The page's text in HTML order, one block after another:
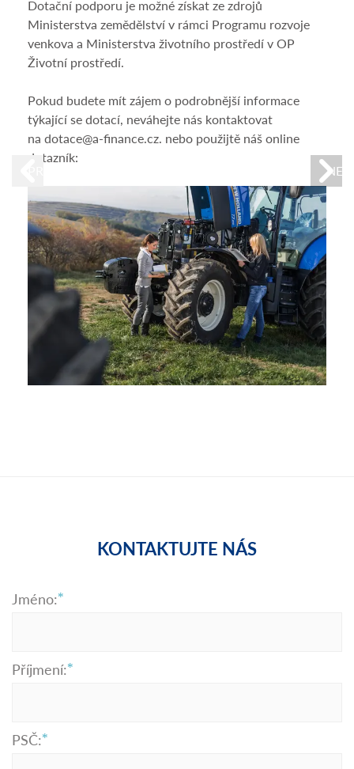
Dotační podporu je možné získat ze zdrojů
Ministerstva zemědělství v rámci Programu rozvoje
venkova a Ministerstva životního prostředí v OP
Životní prostředí.
Pokud budete mít zájem o podrobnější informace
týkající se dotací, neváhejte nás kontaktovat
na dotace@a-finance.cz. nebo použijtě náš online
dotazník:
KONTAKTUJTE NÁS
Jméno:
Příjmení:
PSČ: